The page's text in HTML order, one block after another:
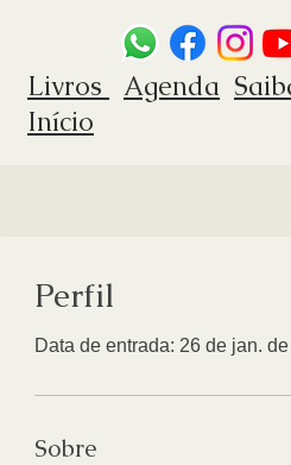
Livros Agenda
Início
Perfil
Data de entrada: 26 de jan.
Sobre